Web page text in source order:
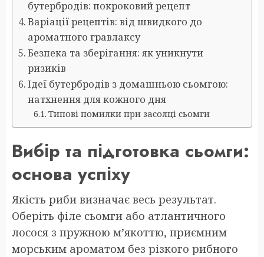
бутербродів: покроковий рецепт
Варіації рецептів: від швидкого до
ароматного гравлаксу
Безпека та зберігання: як уникнути
ризиків
Ідеї бутербродів з домашньою сьомгою:
натхнення для кожного дня
Типові помилки при засолці сьомги
Вибір та підготовка сьомги:
основа успіху
Якість риби визначає весь результат.
Оберіть філе сьомги або атлантичного
лосося з пружною м’якоттю, приємним
морським ароматом без різкого рибного